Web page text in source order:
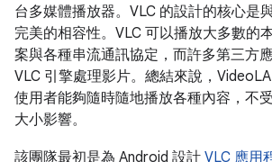
台多媒體播放器。VLC 的設計的核心是
完美的相容性。VLC 可以播放大多數的
案與各種串流通訊協定，而許多第三方
VLC 引擎處理影片。總結來說，
使用者能夠隨時隨地播放各種內容，不
大小影響。
該團隊最初是為 Android 設計 VLC 應用